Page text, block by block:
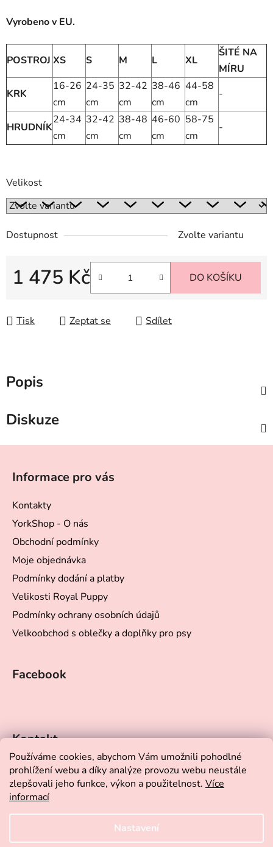
Používáme cookies, abychom Vám umožnili pohodlné
prohlížení webu a díky analýze provozu webu neustále
zlepšovali jeho funkce, výkon a použitelnost. Více
informací
Nastavení
Vyrobeno v EU.
POSTROJ XS S M L XL
ŠITÉ NA
MÍRU
KRK
16-26
cm
24-35
cm
32-42
cm
38-46
cm
44-58
cm
-
HRUDNÍK
24-34
cm
32-42
cm
38-48
cm
46-60
cm
58-75
cm
-
Velikost
Dostupnost Zvolte variantu
1 475 Kč DO KOŠÍKU
Tisk Zeptat se Sdílet
Popis
Diskuze
Informace pro vás
Kontakty
YorkShop - O nás
Obchodní podmínky
Moje objednávka
Podmínky dodání a platby
Velikosti Royal Puppy
Podmínky ochrany osobních údajů
Velkoobchod s oblečky a doplňky pro psy
Facebook
Kontakt
eshop@ yorkshop.cz
+420 732 911 215